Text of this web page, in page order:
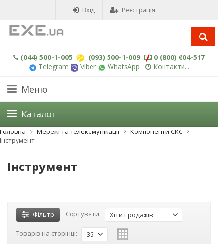
Вхід Реєстрація
(044) 500-1-005 (093) 500-1-009
0 (800) 604-517
Telegram
Viber WhatsApp Контакти...
Меню
Головна Мережі та телекомунікації
Компоненти СКС
Інструмент
Інструмент
Фільтр Сортувати: Хіти продажів
Товарів на сторінці: 36
Каталог